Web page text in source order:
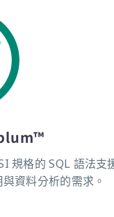
規格的 SQL 語法支
資料分析的需求。